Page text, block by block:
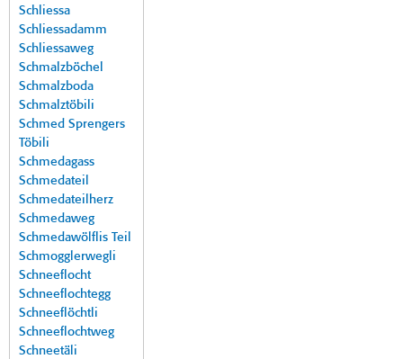
Schliessa
Schliessadamm
Schliessaweg
Schmalzböchel
Schmalzboda
Schmalztöbili
Schmed Sprengers
Töbili
Schmedagass
Schmedateil
Schmedateilherz
Schmedaweg
Schmedawölflis Teil
Schmogglerwegli
Schneeflocht
Schneeflochtegg
Schneeflöchtli
Schneeflochtweg
Schneetäli